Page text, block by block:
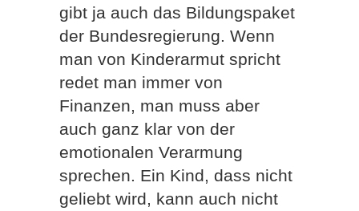
gibt ja auch das Bildungspaket
der Bundesregierung. Wenn
man von Kinderarmut spricht
redet man immer von
Finanzen, man muss aber
auch ganz klar von der
emotionalen Verarmung
sprechen. Ein Kind, dass nicht
geliebt wird, kann auch nicht